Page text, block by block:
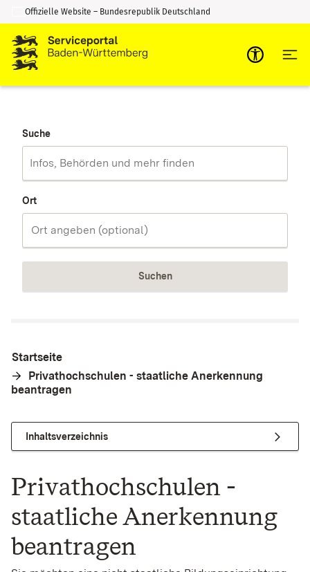
Zum Inhalt springen
Zur Suche springen
Offizielle Website – Bundesrepublik Deutschland
Suche
Ort
Suchen
Startseite
Privathochschulen - staatliche Anerkennung
beantragen
Inhaltsverzeichnis
Privathochschulen -
staatliche Anerkennung
beantragen